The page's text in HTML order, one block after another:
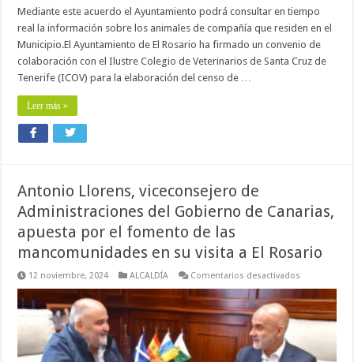
Mediante este acuerdo el Ayuntamiento podrá consultar en tiempo
real la información sobre los animales de compañía que residen en el
Municipio.El Ayuntamiento de El Rosario ha firmado un convenio de
colaboración con el Ilustre Colegio de Veterinarios de Santa Cruz de
Tenerife (ICOV) para la elaboración del censo de …
Leer más »
Antonio Llorens, viceconsejero de
Administraciones del Gobierno de Canarias,
apuesta por el fomento de las
mancomunidades en su visita a El Rosario
12 noviembre, 2024 ALCALDÍA Comentarios desactivados
de
Gobierno
de